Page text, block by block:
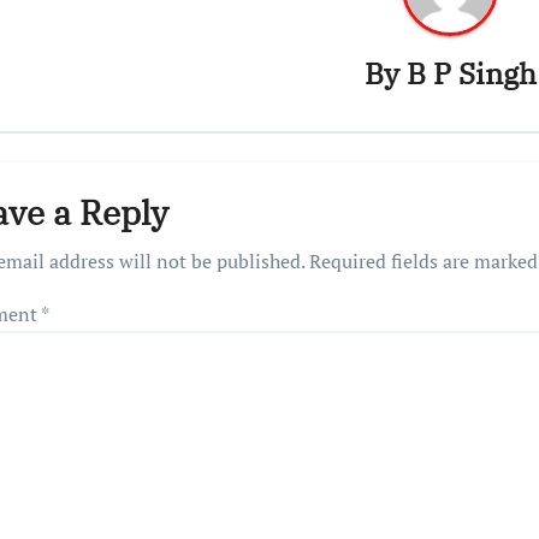
ByB P Singh
a Reply
address will not be published.Required fields are
*